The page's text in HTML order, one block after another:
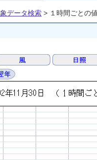
データ検索 > １時間ごとの